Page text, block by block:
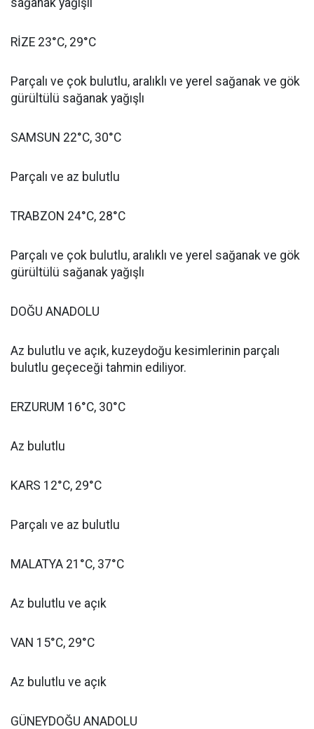
sağanak yağışlı
RİZE 23°C, 29°C
Parçalı ve çok bulutlu, aralıklı ve yerel sağanak ve gök
gürültülü sağanak yağışlı
SAMSUN 22°C, 30°C
Parçalı ve az bulutlu
TRABZON 24°C, 28°C
Parçalı ve çok bulutlu, aralıklı ve yerel sağanak ve gök
gürültülü sağanak yağışlı
DOĞU ANADOLU
Az bulutlu ve açık, kuzeydoğu kesimlerinin parçalı
bulutlu geçeceği tahmin ediliyor.
ERZURUM 16°C, 30°C
Az bulutlu
KARS 12°C, 29°C
Parçalı ve az bulutlu
MALATYA 21°C, 37°C
Az bulutlu ve açık
VAN 15°C, 29°C
Az bulutlu ve açık
GÜNEYDOĞU ANADOLU